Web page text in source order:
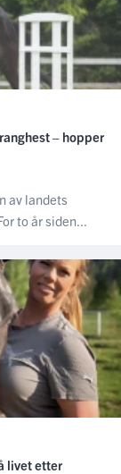
– hopper
av landets
to år siden...
livet etter